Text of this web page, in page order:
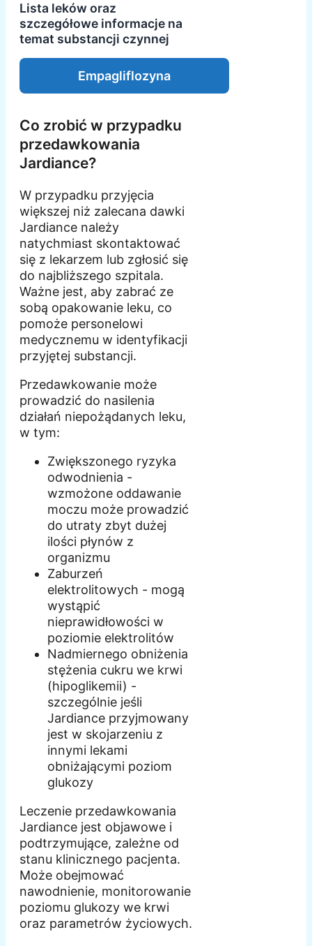
Lista leków oraz
szczegółowe informacje na
temat substancji czynnej
Empagliflozyna
Co zrobić w przypadku
przedawkowania
Jardiance?
W przypadku przyjęcia
większej niż zalecana dawki
Jardiance należy
natychmiast skontaktować
się z lekarzem lub zgłosić się
do najbliższego szpitala.
Ważne jest, aby zabrać ze
sobą opakowanie leku, co
pomoże personelowi
medycznemu w identyfikacji
przyjętej substancji.
Przedawkowanie może
prowadzić do nasilenia
działań niepożądanych leku,
w tym:
Zwiększonego ryzyka
odwodnienia -
wzmożone oddawanie
moczu może prowadzić
do utraty zbyt dużej
ilości płynów z
organizmu
Zaburzeń
elektrolitowych - mogą
wystąpić
nieprawidłowości w
poziomie elektrolitów
Nadmiernego obniżenia
stężenia cukru we krwi
(hipoglikemii) -
szczególnie jeśli
Jardiance przyjmowany
jest w skojarzeniu z
innymi lekami
obniżającymi poziom
glukozy
Leczenie przedawkowania
Jardiance jest objawowe i
podtrzymujące, zależne od
stanu klinicznego pacjenta.
Może obejmować
nawodnienie, monitorowanie
poziomu glukozy we krwi
oraz parametrów życiowych.